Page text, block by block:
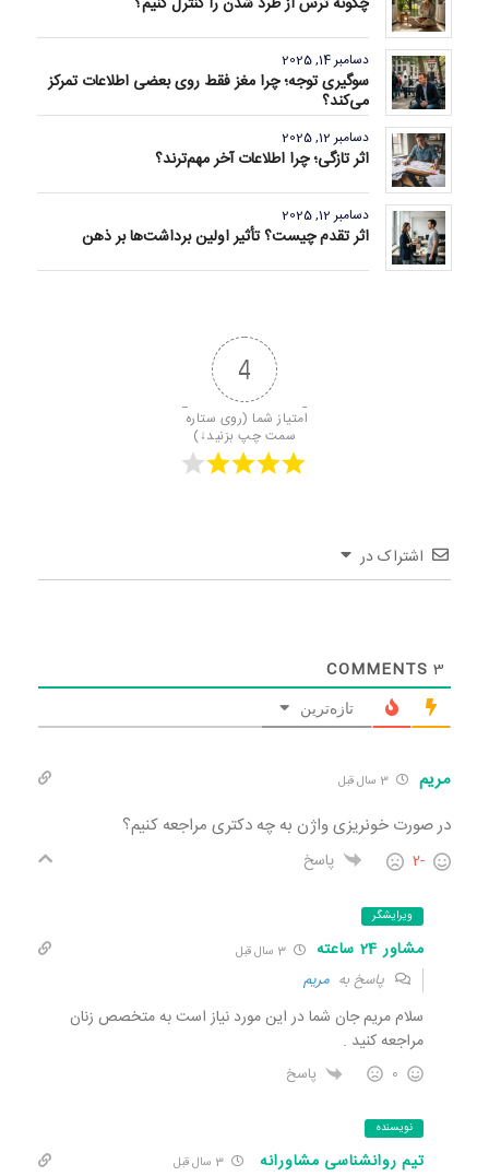
دسامبر 14, 2025
سوگیری توجه؛ چرا مغز فقط روی بعضی اطلاعات تمرکز
می‌کند؟
دسامبر 12, 2025
اثر تازگی؛ چرا اطلاعات آخر مهم‌ترند؟
دسامبر 12, 2025
اثر تقدم چیست؟ تأثیر اولین برداشت‌ها بر ذهن
4
امتیاز شما (روی ستاره
سمت چپ بزنید↓)
اشتراک در
3
COMMENTS
تازه‌ترین
مریم 3 سال قبل
در صورت خونریزی واژن به چه دکتری مراجعه کنیم؟
-2 پاسخ
ویرایشگر
مشاور 24 ساعته 3 سال قبل
پاسخ به مریم
سلام مریم جان شما در این مورد نیاز است به متخصص زنان
مراجعه کنید .
0 پاسخ
نویسنده
تیم روانشناسی مشاورانه